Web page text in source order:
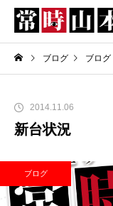
ブログ ブログ
2014.11.06
新台状況
ブログ